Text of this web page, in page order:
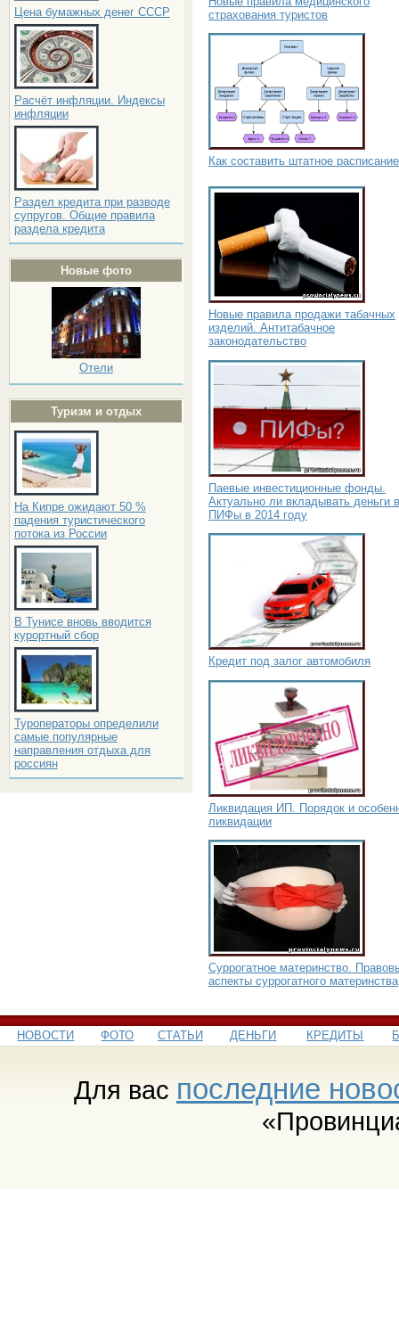
Цена бумажных денег СССР
Расчёт инфляции. Индексы
инфляции
Раздел кредита при разводе
супругов. Общие правила
раздела кредита
Новые фото
Отели
Туризм и отдых
На Кипре ожидают 50 %
падения туристического
потока из России
В Тунисе вновь вводится
курортный сбор
Туроператоры определили
самые популярные
направления отдыха для
россиян
страхования туристов
Как составить штатное расписание
Новые правила продажи табачных
изделий. Антитабачное
законодательство
Паевые инвестиционные фонды.
Актуально ли вкладывать деньги в
ПИФы в 2014 году
Кредит под залог автомобиля
Ликвидация ИП. Порядок и
ликвидации
Суррогатное материнство.
аспекты суррогатного материнства
НОВОСТИ ФОТО СТАТЬИ ДЕНЬГИ КРЕДИТЫ
Для вас последние